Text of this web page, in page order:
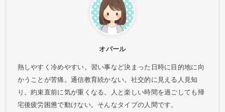
オパール
熱しやすく冷めやすい。習い事など決まった日時に目的地に向
かうことが苦痛。通信教育続かない。社交的に見える人見知
り。約束直前に気が重くなる。人と楽しい時間を過ごしても帰
宅後疲労困憊で動けない。そんなタイプの人間です。